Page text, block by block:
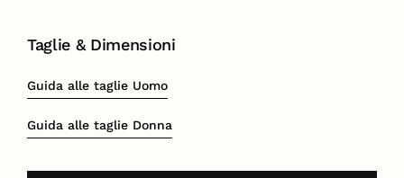
Taglie & Dimensioni
Guida alle taglie Uomo
Guida alle taglie Donna